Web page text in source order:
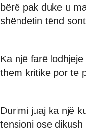
bërë pak duke u
shëndetin tënd
Ka një farë
them kritike por te
Durimi juaj ka një
tensioni ose